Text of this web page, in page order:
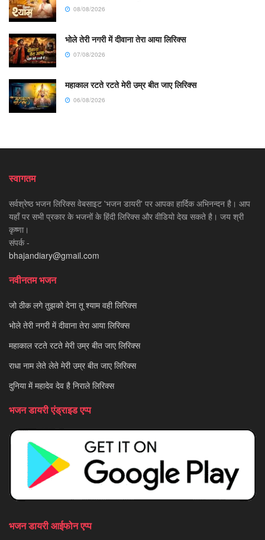
08/08/2026
भोले तेरी नगरी में दीवाना तेरा आया लिरिक्स
07/08/2026
महाकाल रटते रटते मेरी उम्र बीत जाए लिरिक्स
06/08/2026
स्वागतम
सर्वश्रेष्ठ भजन लिरिक्स वेबसाइट 'भजन डायरी' पर आपका हार्दिक अभिनन्दन है। आप
यहाँ पर सभी प्रकार के भजनों के हिंदी लिरिक्स और वीडियो देख सकते है। जय श्री
कृष्णा।
संपर्क -
bhajandiary@gmail.com
नवीनतम भजन
जो ठीक लगे तुझको देना तू श्याम वही लिरिक्स
भोले तेरी नगरी में दीवाना तेरा आया लिरिक्स
महाकाल रटते रटते मेरी उम्र बीत जाए लिरिक्स
राधा नाम लेते लेते मेरी उम्र बीत जाए लिरिक्स
दुनिया में महादेव देव है निराले लिरिक्स
भजन डायरी एंड्राइड एप्प
भजन डायरी आईफोन एप्प